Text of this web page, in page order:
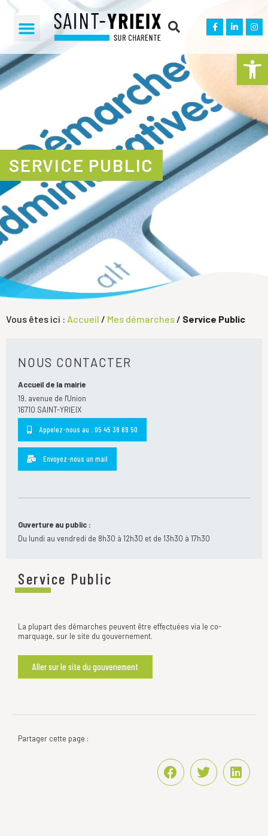
Ouvrir
SERVICE PUBLIC
Vous êtes ici : Accueil / Mes démarches / Service Public
Service Public
La plupart des démarches peuvent être effectuées via le co-
marquage, sur le site du gouvernement.
Aller sur le site du gouvenement
NOUS CONTACTER
Accueil de la mairie
19, avenue de l'Union
16710 SAINT-YRIEIX
Appelez-nous au : 05 45 38 69 50
Envoyez-nous un mail
Ouverture au public :
Du lundi au vendredi de 8h30 à 12h30 et de 13h30 à 17h30
Partager cette page :